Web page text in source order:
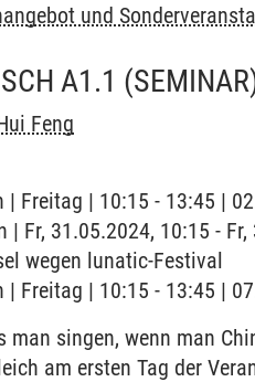
und
A1.1
Feng
| Freitag | 10:15 - 13:45 |
| Fr, 31.05.2024, 10:15 -
wegen lunatic-Festival
| Freitag | 10:15 - 13:45 |
man singen, wenn man
am ersten Tag der